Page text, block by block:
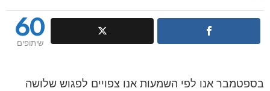
60
שיתופים
בספטמבר אנו לפי השמעות אנו צפויים לפגוש שלושה